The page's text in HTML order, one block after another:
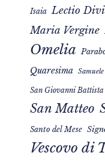
Isaia Lectio
Maria Vergine
Omelia
Quaresima Samuele
San Giovanni Battista
San Matteo
Santo del Mese
Vescovo di